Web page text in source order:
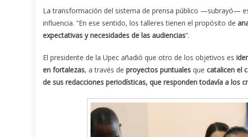
La transformación del sistema de prensa público —subrayó—
influencia. “En ese sentido, los talleres tienen el propósito de
expectativas y necesidades de las audiencias”.
El presidente de la Upec añadió que otro de los objetivos es
en fortalezas, a través de proyectos puntuales que catalicen el
de sus redacciones periodísticas, que responden todavía a los